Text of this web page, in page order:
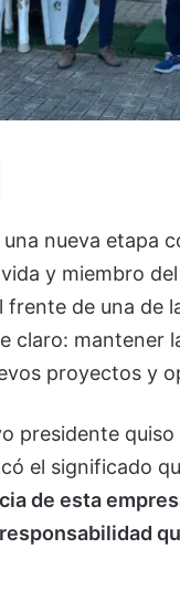
Compartir via Email
una nueva etapa
y miembro
frente de una de
claro: mantener
proyectos y
presidente
el significado
de esta